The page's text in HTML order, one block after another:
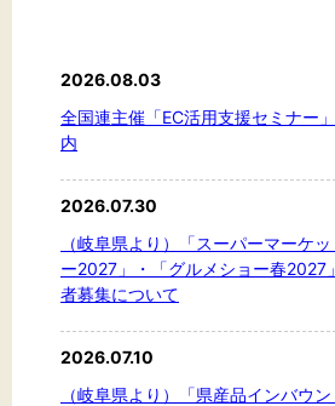
標準 拡大
背景色
黒 白 黄
2026.08.03
全国連主催「EC活用支援セミナー
内
2026.07.30
（岐阜県より）「スーパーマーケ
ー2027」・「グルメショー春2027
者募集について
2026.07.10
（岐阜県より）「県産品インバウ